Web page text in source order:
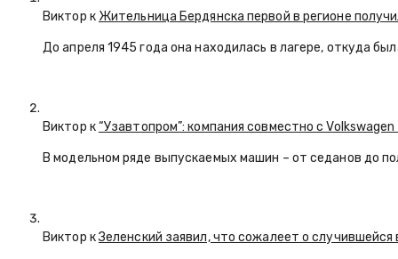
Виктор к Жительница Бердянска первой в регионе
До апреля 1945 года она находилась в лагере, откуда
Виктор к“Узавтопром”: компания совместно с
В модельном ряде выпускаемых машин – от седанов до
Виктор кЗеленский заявил, что сожалеет о